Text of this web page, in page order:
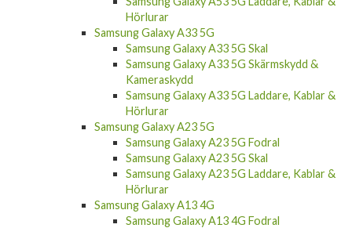
Hörlurar
Samsung Galaxy A33 5G
Samsung Galaxy A33 5G Skal
Samsung Galaxy A33 5G Skärmskydd &
Kameraskydd
Samsung Galaxy A33 5G Laddare, Kablar &
Hörlurar
Samsung Galaxy A23 5G
Samsung Galaxy A23 5G Fodral
Samsung Galaxy A23 5G Skal
Samsung Galaxy A23 5G Laddare, Kablar &
Hörlurar
Samsung Galaxy A13 4G
Samsung Galaxy A13 4G Fodral